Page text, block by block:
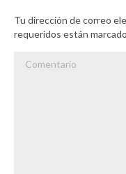
Tu dirección de correo
requeridos están
Comentario